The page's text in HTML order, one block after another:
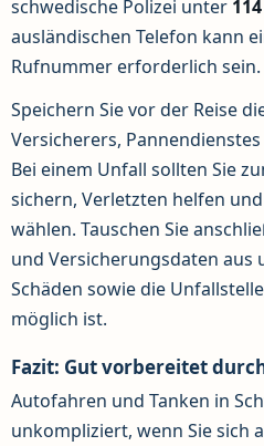
schwedische Polizei unter
ausländischen Telefon kann
Rufnummer erforderlich sein.
Speichern Sie vor der Reise
Versicherers,
Bei einem Unfall sollten Sie
sichern, Verletzten helfen
wählen. Tauschen Sie
und Versicherungsdaten aus
Schäden sowie die
möglich ist.
Fazit: Gut vorbereitet
Autofahren und Tanken in
unkompliziert, wenn Sie sich